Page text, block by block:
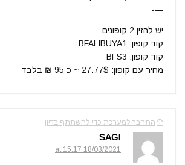
—-
יש להזין 2 קופונים
קוד קופון: BFALIBUYA1
קוד קופון: BFS3
מחיר עם קופון: 27.77$ ~ כ 95 ₪ בלבד
התחבר למערכת כדי להשתתף בדיון
SAGI
18/03/2021 at 15:17